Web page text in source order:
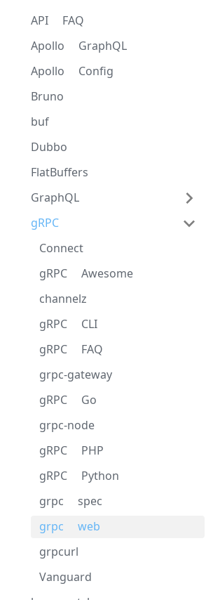
API FAQ
Apollo GraphQL
Apollo Config
Bruno
buf
Dubbo
FlatBuffers
GraphQL
gRPC
Connect
gRPC Awesome
channelz
gRPC CLI
gRPC FAQ
grpc-gateway
gRPC Go
grpc-node
gRPC PHP
gRPC Python
grpc spec
grpc web
grpcurl
Vanguard